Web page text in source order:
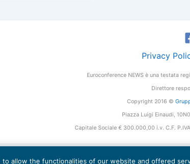
Privacy
Euroconference NEWS è una testata
Direttore
Copyright 2016 ©
Piazza Luigi Einaudi,
Capitale Sociale € 300.000,00 i.v. C.F.
allow the functionalities of our website and offered